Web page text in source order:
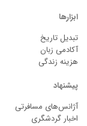
ابزارها
تبدیل تاریخ
آکادمی زبان
هزینه زندگی
پیشنهاد
آژانس‌های مسافرتی
اخبار گردشگری